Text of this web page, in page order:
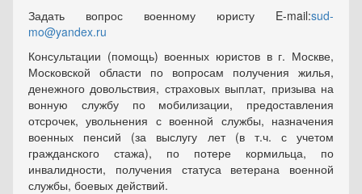
Задать вопрос военному юристу E-mail:sud-
mo@yandex.ru
Консультации (помощь) военных юристов в г. Москве,
Московской области по вопросам получения жилья,
денежного довольствия, страховых выплат, призыва на
вонную службу по мобилизации, предоставления
отсрочек, увольнения с военной службы, назначения
военных пенсий (за выслугу лет (в т.ч. с учетом
гражданского стажа), по потере кормильца, по
инвалидности, получения статуса ветерана военной
службы, боевых действий.